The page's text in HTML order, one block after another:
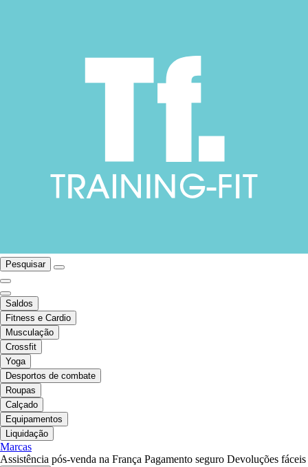
Pesquisar
Saldos
Fitness e Cardio
Musculação
Crossfit
Yoga
Desportos de combate
Roupas
Calçado
Equipamentos
Liquidação
Marcas
Assistência pós-venda na França Pagamento seguro Devoluções fáceis